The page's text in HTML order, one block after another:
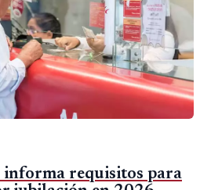
informa requisitos para